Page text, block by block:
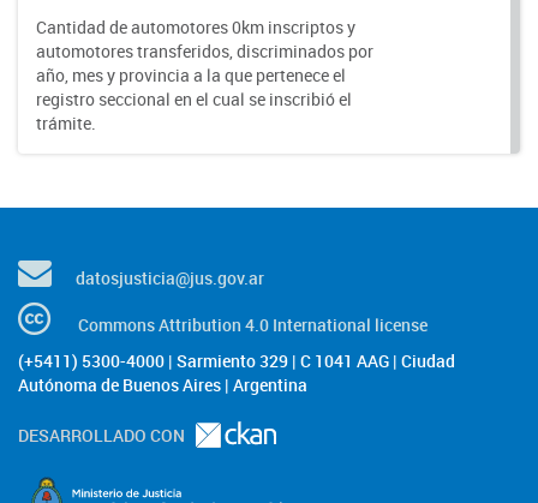
Cantidad de automotores 0km inscriptos y
automotores transferidos, discriminados por
año, mes y provincia a la que pertenece el
registro seccional en el cual se inscribió el
trámite.
datosjusticia@jus.gov.ar
Commons Attribution 4.0 International license
(+5411) 5300-4000 | Sarmiento 329 | C 1041 AAG | Ciudad
Autónoma de Buenos Aires | Argentina
DESARROLLADO CON